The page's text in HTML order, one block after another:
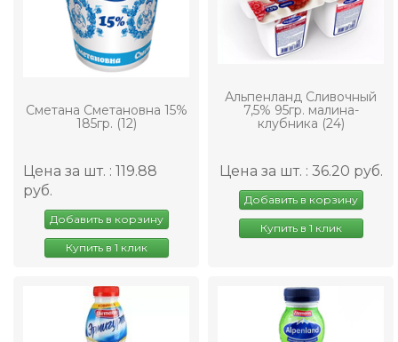
Сметана Сметановна 15%
185гр. (12)
Цена за шт. : 119.88
руб.
Добавить в корзину
Купить в 1 клик
Альпенланд Сливочный
7,5% 95гр. малина-
клубника (24)
Цена за шт. : 36.20 руб.
Добавить в корзину
Купить в 1 клик